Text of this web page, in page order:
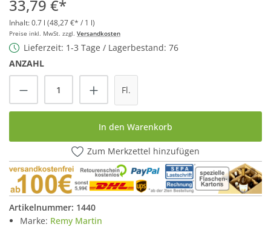
33,79 €*
Inhalt:0.7 l (48,27 €* / 1 l)
Preise inkl. MwSt. zzgl. Versandkosten
Lieferzeit: 1-3 Tage / Lagerbestand: 76
ANZAHL
Produkt Anzahl: Gib den gewünschten
Fl.
In den Warenkorb
Zum Merkzettel hinzufügen
Artikelnummer: 1440
Marke: Remy Martin